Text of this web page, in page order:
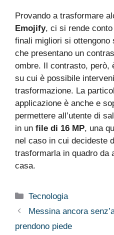
Provando a trasformare
Emojify, ci si rende
finali migliori si ottengono
che presentano un
ombre. Il contrasto, però,
su cui è possibile
trasformazione. La
applicazione è anche e
permettere all’utente di
in un file di 16 MP, una
nel caso in cui decideste
trasformarla in quadro da
casa.
Categorie
Tecnologia
Messina ancora
prendono piede